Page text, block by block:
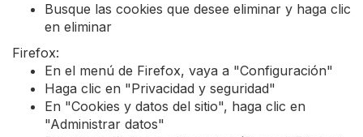
Busque las cookies que desee eliminar y haga clic
en eliminar
Firefox:
En el menú de Firefox, vaya a "Configuración"
Haga clic en "Privacidad y seguridad"
En "Cookies y datos del sitio", haga clic en
"Administrar datos"